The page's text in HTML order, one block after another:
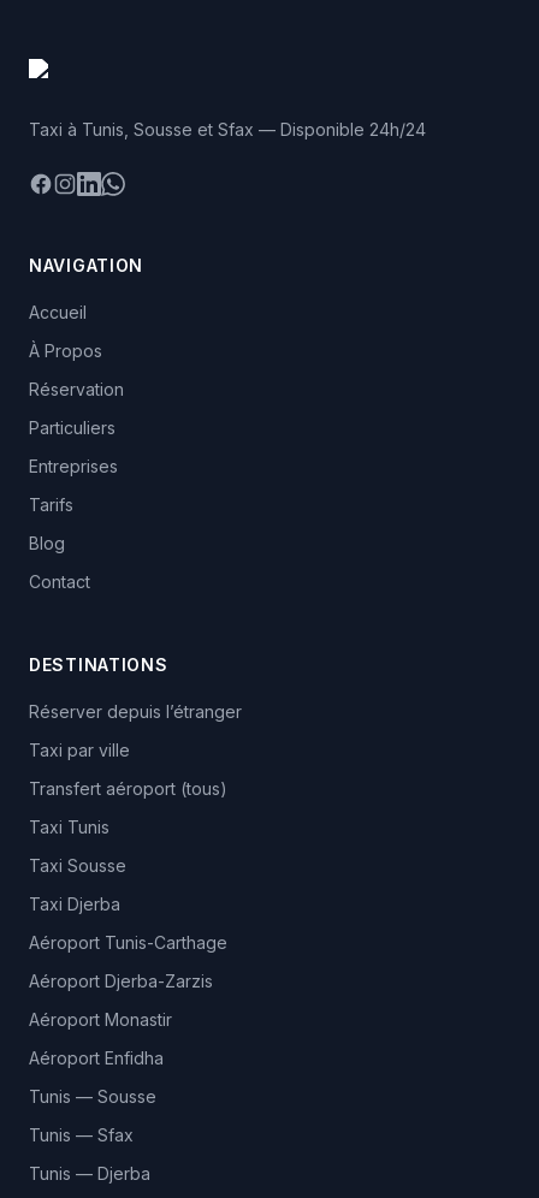
Taxi à Tunis, Sousse et Sfax — Disponible 24h/24
Facebook
Instagram
LinkedIn
WhatsApp
NAVIGATION
Accueil
À Propos
Réservation
Particuliers
Entreprises
Tarifs
Blog
Contact
DESTINATIONS
Réserver depuis l’étranger
Taxi par ville
Transfert aéroport (tous)
Taxi Tunis
Taxi Sousse
Taxi Djerba
Aéroport Tunis-Carthage
Aéroport Djerba-Zarzis
Aéroport Monastir
Aéroport Enfidha
Tunis — Sousse
Tunis — Sfax
Tunis — Djerba